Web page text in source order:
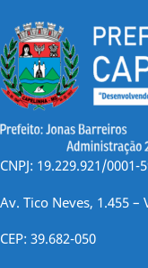
CNPJ: 19.229.921/0001-
Av. Tico Neves, 1.455 –
CEP: 39.682-050